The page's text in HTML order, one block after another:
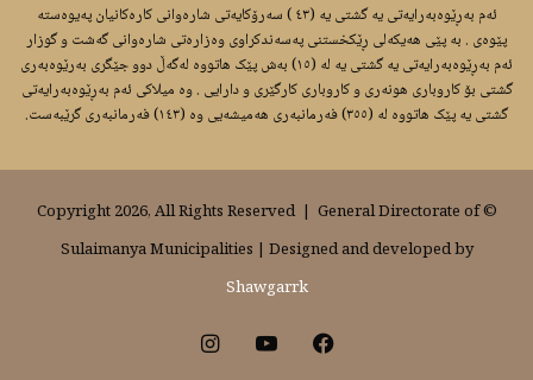
ئەم بەڕێوەبەرایەتى یە گشتى یە (٤٣ ) سەرۆکایەتى شارەوانى کارەکانیان پەیوەستە
پێوەی . بە پێی هەیکەلى ڕێکخستنى پەسەندکراوى وەزارەتى شارەوانى گەشت و گوزار
ئەم بەڕێوەبەرایەتى یە گشتى یە لە (١٥) بەش پێک هاتووە لەگەڵ دوو جێگرى بەرێوەبەرى
گشتى بۆ کاروبارى هونەرى و کاروبارى کارگێرى و دارایی . وە میلاکى ئەم بەڕێوەبەرایەتى
گشتى یە پێک هاتووە لە (٣٥٥) فەرمانبەرى هەمیشەیی وە (١٤٣) فەرمانبەرى گرێبەست.
© Copyright 2026, All Rights Reserved |
General Directorate of
Sulaimanya Municipalities | Designed and developed by
Shawgarrk
Facebook
YouTube
Instagram